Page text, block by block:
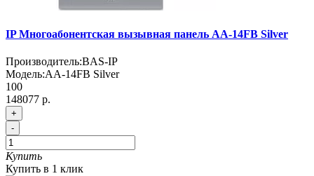
IP Многоабонентская вызывная панель AA-14FB Silver
Производитель:BAS-IP
Модель:AA-14FB Silver
100
148077 р.
+
-
Купить
Купить в 1 клик